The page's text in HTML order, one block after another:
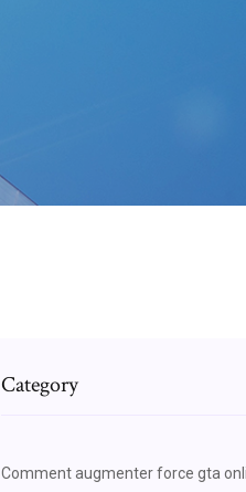
Category
Comment augmenter force gta